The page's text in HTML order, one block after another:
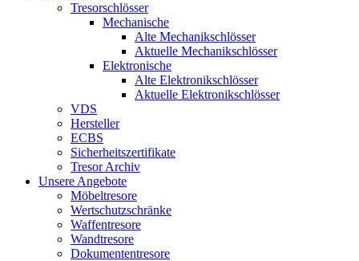
Tresorschlösser
Mechanische
Alte Mechanikschlösser
Aktuelle Mechanikschlösser
Elektronische
Alte Elektronikschlösser
Aktuelle Elektronikschlösser
VDS
Hersteller
ECBS
Sicherheitszertifikate
Tresor Archiv
Unsere Angebote
Möbeltresore
Wertschutzschränke
Waffentresore
Wandtresore
Dokumententresore